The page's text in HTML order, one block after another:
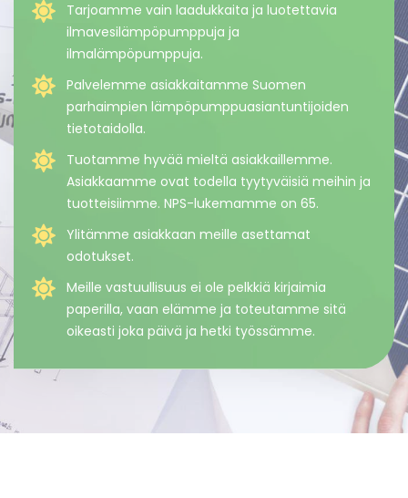
Tarjoamme vain laadukkaita ja luotettavia
ilmavesilämpöpumppuja ja
ilmalämpöpumppuja.
Palvelemme asiakkaitamme Suomen
parhaimpien lämpöpumppuasiantuntijoiden
tietotaidolla.
Tuotamme hyvää mieltä asiakkaillemme.
Asiakkaamme ovat todella tyytyväisiä meihin ja
tuotteisiimme. NPS-lukemamme on 65.
Ylitämme asiakkaan meille asettamat
odotukset.
Meille vastuullisuus ei ole pelkkiä kirjaimia
paperilla, vaan elämme ja toteutamme sitä
oikeasti joka päivä ja hetki työssämme.